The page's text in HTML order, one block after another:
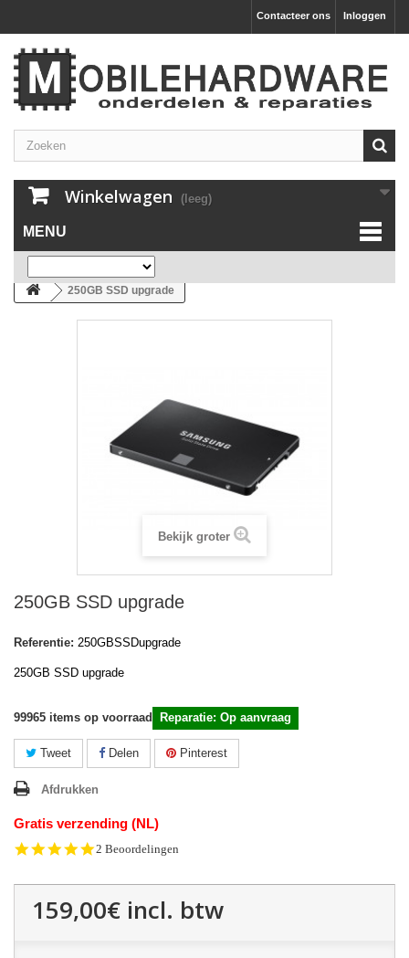
Inloggen
Contacteer ons
Winkelwagen (leeg)
MENU
250GB SSD upgrade
Bekijk groter
250GB SSD upgrade
Referentie: 250GBSSDupgrade
250GB SSD upgrade
99965 items op voorraad Reparatie: Op aanvraag
Tweet Delen Pinterest
Afdrukken
Gratis verzending (NL)
5.0
2 Beoordelingen
159,00€ incl. btw